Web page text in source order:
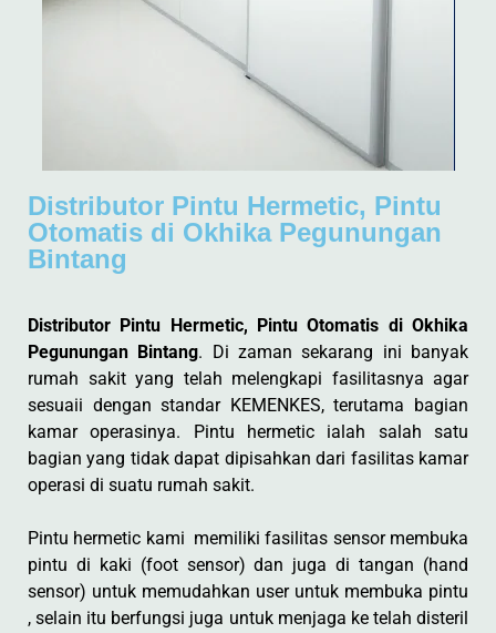
Distributor Pintu Hermetic, Pintu
Otomatis di Okhika Pegunungan
Bintang
Distributor Pintu Hermetic, Pintu Otomatis di Okhika
Pegunungan Bintang. Di zaman sekarang ini banyak
rumah sakit yang telah melengkapi fasilitasnya agar
sesuaii dengan standar KEMENKES, terutama bagian
kamar operasinya. Pintu hermetic ialah salah satu
bagian yang tidak dapat dipisahkan dari fasilitas kamar
operasi di suatu rumah sakit.
Pintu hermetic kami memiliki fasilitas sensor membuka
pintu di kaki (foot sensor) dan juga di tangan (hand
sensor) untuk memudahkan user untuk membuka pintu
, selain itu berfungsi juga untuk menjaga ke telah disteril